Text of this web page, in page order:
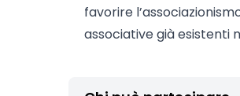
favorire
associative già esistenti